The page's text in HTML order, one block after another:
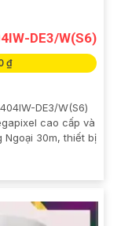
DE3/W(S6)
₫
DE3/W(S6)
cao cấp và
Ngoại 30m, thiết bị